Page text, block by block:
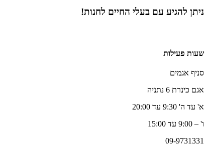
ניתן להגיע עם בעלי החיים לחנות!
שעות פעילות
סניף אגמים
אגם כינרת 6 נתניה
א' עד ה' 9:30 עד 20:00
ו' – 9:00 עד 15:00
09-9731331